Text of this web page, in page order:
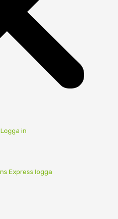
Logga in